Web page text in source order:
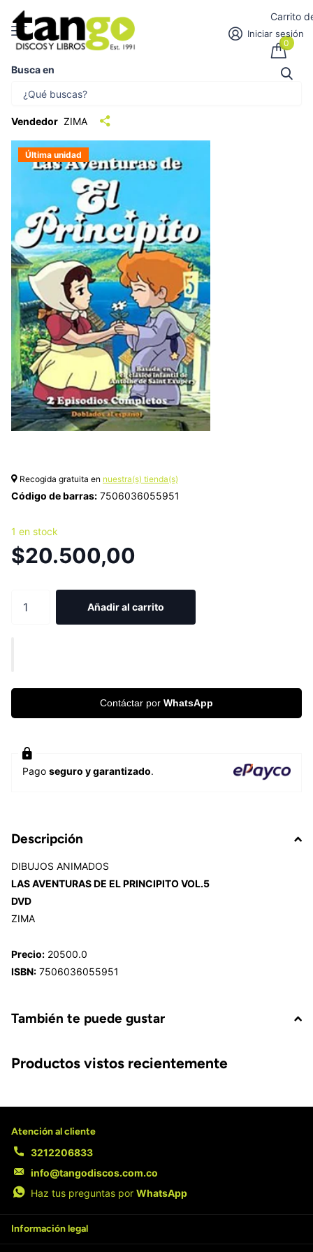
Busca en
Iniciar sesión
Carrito
0
VOL.5 | DIBUJOS ANIMADOS
Vendedor ZIMA
Última unidad
Recogida gratuita en nuestra(s) tienda(s)
Código de barras: 7506036055951
1 en stock
$20.500,00
Añadir al carrito
Contáctar por WhatsApp
Pago seguro y garantizado.
Descripción
DIBUJOS ANIMADOS
LAS AVENTURAS DE EL PRINCIPITO VOL.5
DVD
ZIMA
Precio: 20500.0
ISBN: 7506036055951
También te puede gustar
Productos vistos recientemente
Atención al cliente
3212206833
info@tangodiscos.com.co
Haz tus preguntas por WhatsApp
Información legal